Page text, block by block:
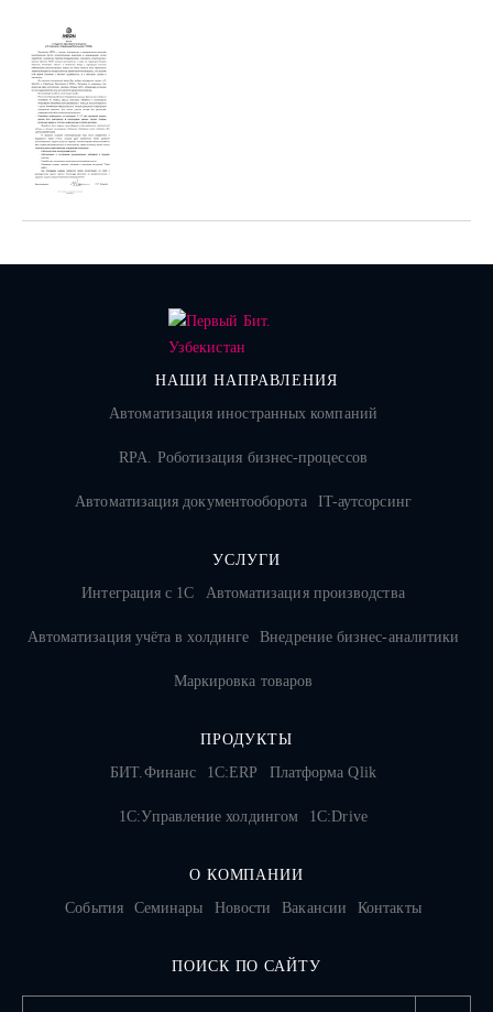
НАШИ НАПРАВЛЕНИЯ
Автоматизация иностранных компаний
RPA. Роботизация бизнес-процессов
Автоматизация документооборота IT-аутсорсинг
УСЛУГИ
Интеграция с 1С
Автоматизация производства
Автоматизация учёта в холдинге Внедрение бизнес-аналитики
Маркировка товаров
ПРОДУКТЫ
БИТ.Финанс
1С:ERP Платформа Qlik
1С:Управление холдингом 1C:Drive
О КОМПАНИИ
События
Семинары Новости Вакансии Контакты
ПОИСК ПО САЙТУ